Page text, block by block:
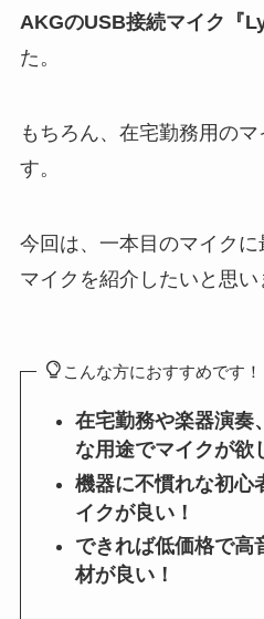
AKGのUSB接続マイク『
た。
もちろん、在宅勤務用の
す。
今回は、一本目のマイク
マイクを紹介したいと思い
こんな方におすすめです！
在宅勤務や楽器演奏
な用途でマイクが欲
機器に不慣れな初心
イクが良い！
できれば低価格で高
材が良い！